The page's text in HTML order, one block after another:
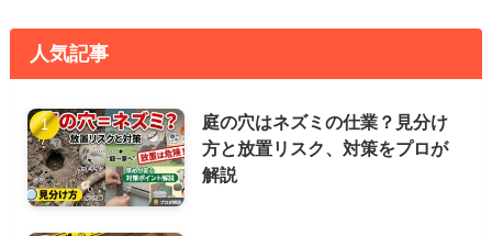
人気記事
庭の穴はネズミの仕業？見分け
方と放置リスク、対策をプロが
解説